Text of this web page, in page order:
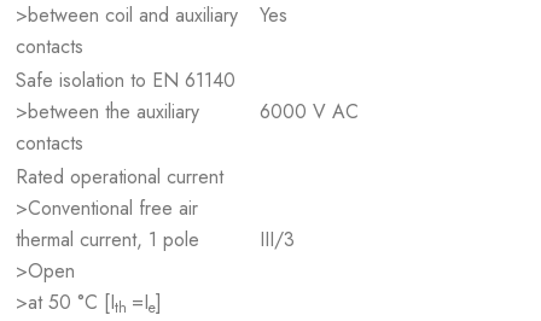
>between coil and auxiliary
contacts
Yes
Safe isolation to EN 61140
>between the auxiliary
contacts
6000 V AC
Rated operational current
>Conventional free air
thermal current, 1 pole
>Open
>at 50 °C [Ith =Ie]
III/3